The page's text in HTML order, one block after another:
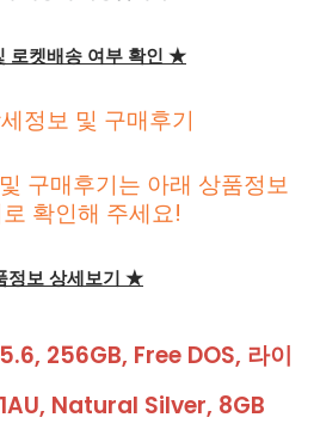
로켓배송 여부 확인 ★
정보 및 구매후기
구매후기는 아래 상품정보
확인해 주세요!
보 상세보기 ★
256GB, Free DOS, 라이
Natural Silver, 8GB